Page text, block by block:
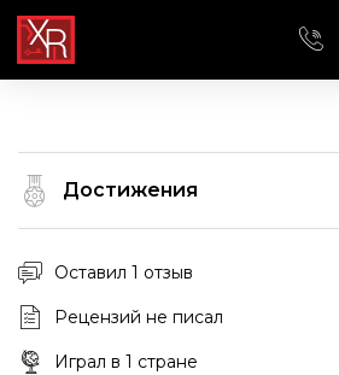
Достижения
Оставил 1 отзыв
Рецензий не писал
Играл в 1 стране